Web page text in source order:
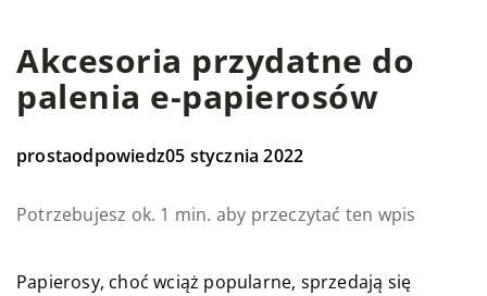
Akcesoria przydatne do
palenia e-papierosów
prostaodpowiedz05 stycznia 2022
Potrzebujesz ok. 1 min. aby przeczytać ten wpis
Papierosy, choć wciąż popularne, sprzedają się